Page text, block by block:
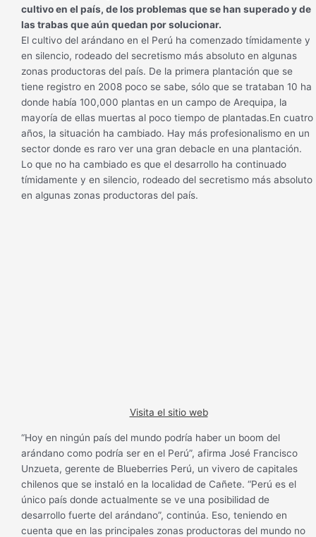
cultivo en el país, de los problemas que se han superado y de
las trabas que aún quedan por solucionar.
El cultivo del arándano en el Perú ha comenzado tímidamente y
en silencio, rodeado del secretismo más absoluto en algunas
zonas productoras del país. De la primera plantación que se
tiene registro en 2008 poco se sabe, sólo que se trataban 10 ha
donde había 100,000 plantas en un campo de Arequipa, la
mayoría de ellas muertas al poco tiempo de plantadas.En cuatro
años, la situación ha cambiado. Hay más profesionalismo en un
sector donde es raro ver una gran debacle en una plantación.
Lo que no ha cambiado es que el desarrollo ha continuado
tímidamente y en silencio, rodeado del secretismo más absoluto
en algunas zonas productoras del país.
Visita el sitio web
“Hoy en ningún país del mundo podría haber un boom del
arándano como podría ser en el Perú”, afirma José Francisco
Unzueta, gerente de Blueberries Perú, un vivero de capitales
chilenos que se instaló en la localidad de Cañete. “Perú es el
único país donde actualmente se ve una posibilidad de
desarrollo fuerte del arándano”, continúa. Eso, teniendo en
cuenta que en las principales zonas productoras del mundo no